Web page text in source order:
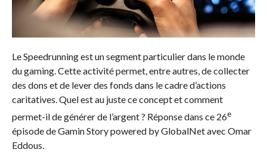
Le Speedrunning est un segment particulier dans le monde
du gaming. Cette activité permet, entre autres, de collecter
des dons et de lever des fonds dans le cadre d’actions
caritatives. Quel est au juste ce concept et comment
permet-il de générer de l’argent ? Réponse dans ce 26e
épisode de Gamin Story powered by GlobalNet avec Omar
Eddous.